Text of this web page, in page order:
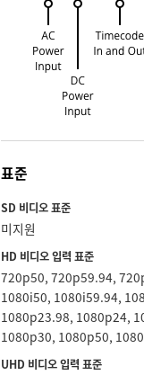
표준
SD 비디오 표준
미지원
HD 비디오 입력 표준
720p50, 720p59.94,
1080i50, 1080i59.94,
1080p23.98, 1080p24,
1080p30, 1080p50,
UHD 비디오 입력 표준